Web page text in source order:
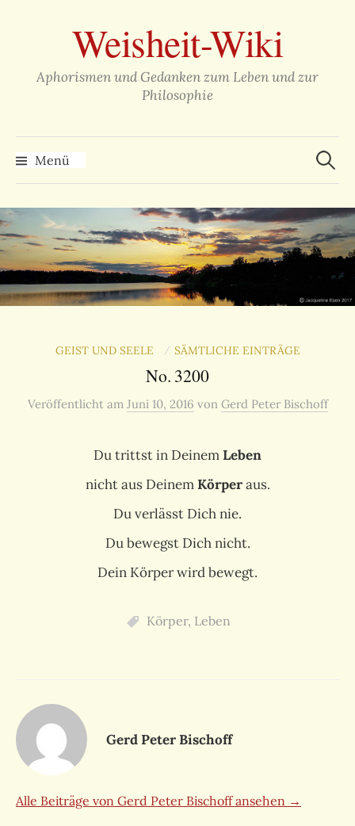
überspringenWeisheit-Wiki
Aphorismen und Gedanken zum Leben und zur
Philosophie
Menü
Suchen
nach:
GEIST UND SEELE / SÄMTLICHE EINTRÄGE
No. 3200
Veröffentlicht am Juni 10, 2016 von Gerd Peter Bischoff
Du trittst in DeinemLeben
nicht aus DeinemKörperaus.
Du verlässt Dich nie.
Du bewegst Dich nicht.
Dein Körper wird bewegt.
Körper, Leben
Gerd Peter Bischoff
Alle Beiträge von Gerd Peter Bischoff ansehen →